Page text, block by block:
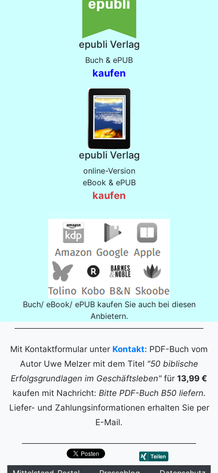
epubli Verlag
Buch & ePUB
kaufen
epubli Verlag
online-Version
eBook & ePUB
kaufen
Buch/ eBook/ ePUB kaufen Sie auch bei diesen
Anbietern.
Mit Kontaktformular unter Kontakt: PDF-Buch vom
Autor Uwe Melzer mit dem Titel "50 biblische
Erfolgsgrundlagen im Geschäftsleben" für 13,99 €
kaufen mit Nachricht: Bitte PDF-Buch B50 liefern.
Liefer- und Zahlungsinformationen erhalten Sie per
E-Mail.